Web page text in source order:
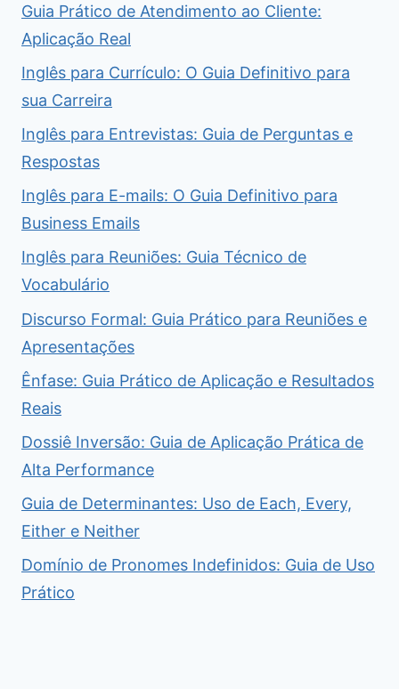
Guia Prático de Atendimento ao Cliente:
Aplicação Real
Inglês para Currículo: O Guia Definitivo para
sua Carreira
Inglês para Entrevistas: Guia de Perguntas e
Respostas
Inglês para E-mails: O Guia Definitivo para
Business Emails
Inglês para Reuniões: Guia Técnico de
Vocabulário
Discurso Formal: Guia Prático para Reuniões e
Apresentações
Ênfase: Guia Prático de Aplicação e Resultados
Reais
Dossiê Inversão: Guia de Aplicação Prática de
Alta Performance
Guia de Determinantes: Uso de Each, Every,
Either e Neither
Domínio de Pronomes Indefinidos: Guia de Uso
Prático